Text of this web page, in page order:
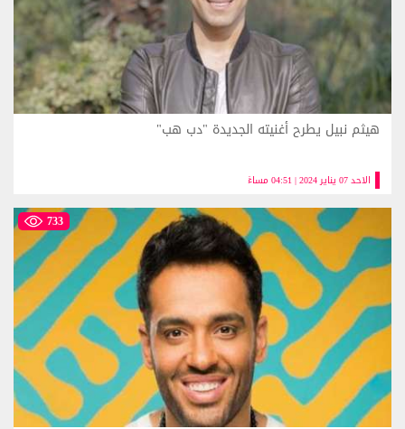
الاحد 07 يناير 2024 | 04:51 مساءً
هيثم نبيل يطرح أغنيته الجديدة "دب هب"
733